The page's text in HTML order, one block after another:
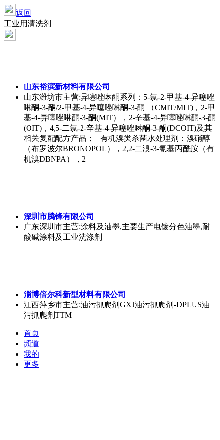
返回
工业用清洗剂
山东裕滨新材料有限公司
山东潍坊市主营:异噻唑啉酮系列：5-氯-2-甲基-4-异噻唑
啉酮-3-酮/2-甲基-4-异噻唑啉酮-3-酮 （CMIT/MIT)，2-甲
基-4-异噻唑啉酮-3-酮(MIT），2-辛基-4-异噻唑啉酮-3-酮
(OIT)，4,5-二氯-2-辛基-4-异噻唑啉酮-3-酮(DCOIT)及其
相关复配配方产品； 有机溴类杀菌水处理剂：溴硝醇
（布罗波尔BRONOPOL），2,2-二溴-3-氰基丙酰胺（有
机溴DBNPA），2
深圳市腾锋有限公司
广东深圳市主营:涂料及油墨,主要生产电镀分色油墨,耐
酸碱涂料及工业洗涤剂
淄博倍尔科新型材料有限公司
江西萍乡市主营:油污抓爬剂GXJ油污抓爬剂-DPLUS油
污抓爬剂TTM
首页
频道
我的
更多